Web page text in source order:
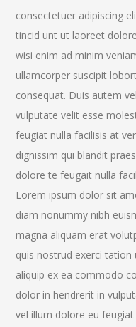
consectetuer adipiscing
tincid unt ut laoreet
wisi enim ad minim
ullamcorper suscipit
consequat. Duis autem
vulputate velit esse
feugiat nulla facilisis at
dignissim qui blandit
dolore te feugait nulla
Lorem ipsum dolor sit
diam nonummy nibh
magna aliquam erat
quis nostrud exerci
aliquip ex ea commodo
dolor in hendrerit in
vel illum dolore eu